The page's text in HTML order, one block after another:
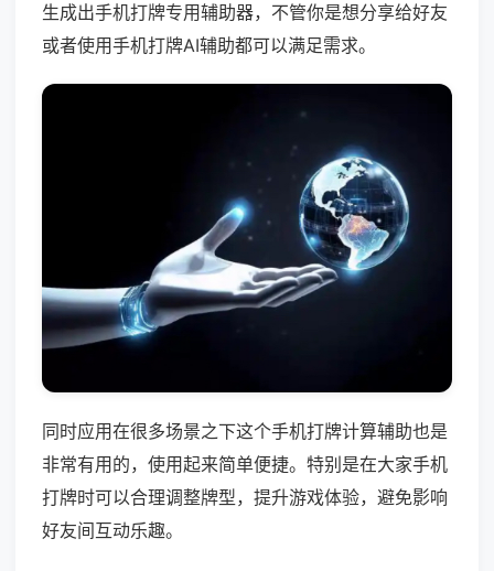
生成出手机打牌专用辅助器，不管你是想分享给好友
或者使用手机打牌AI辅助都可以满足需求。
同时应用在很多场景之下这个手机打牌计算辅助也是
非常有用的，使用起来简单便捷。特别是在大家手机
打牌时可以合理调整牌型，提升游戏体验，避免影响
好友间互动乐趣。